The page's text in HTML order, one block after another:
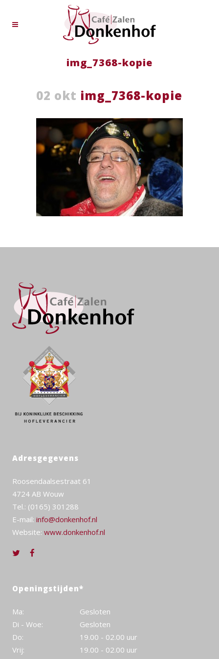
img_7368-kopie
02 okt img_7368-kopie
Adresgegevens
Roosendaalsestraat 61
4724 AB Wouw
Tel.: (0165) 301288
E-mail: info@donkenhof.nl
Website: www.donkenhof.nl
Openingstijden*
Ma:
Gesloten
Di - Woe:
Gesloten
Do:
19.00 - 02.00 uur
Vrij:
19.00 - 02.00 uur